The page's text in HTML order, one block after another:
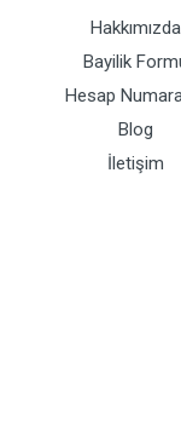
Hakkımızda
Bayilik
Hesap
Blog
İletişim